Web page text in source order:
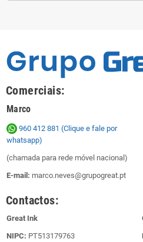
Comerciais:
Marco
960 412 881 (Clique e fale por
whatsapp)
(chamada para rede móvel nacional)
E-mail: marco.neves@grupogreat.pt
Contactos:
Great Ink
NIPC: PT513179763